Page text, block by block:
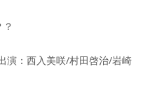
演：西入美咲/村田啓治/岩崎